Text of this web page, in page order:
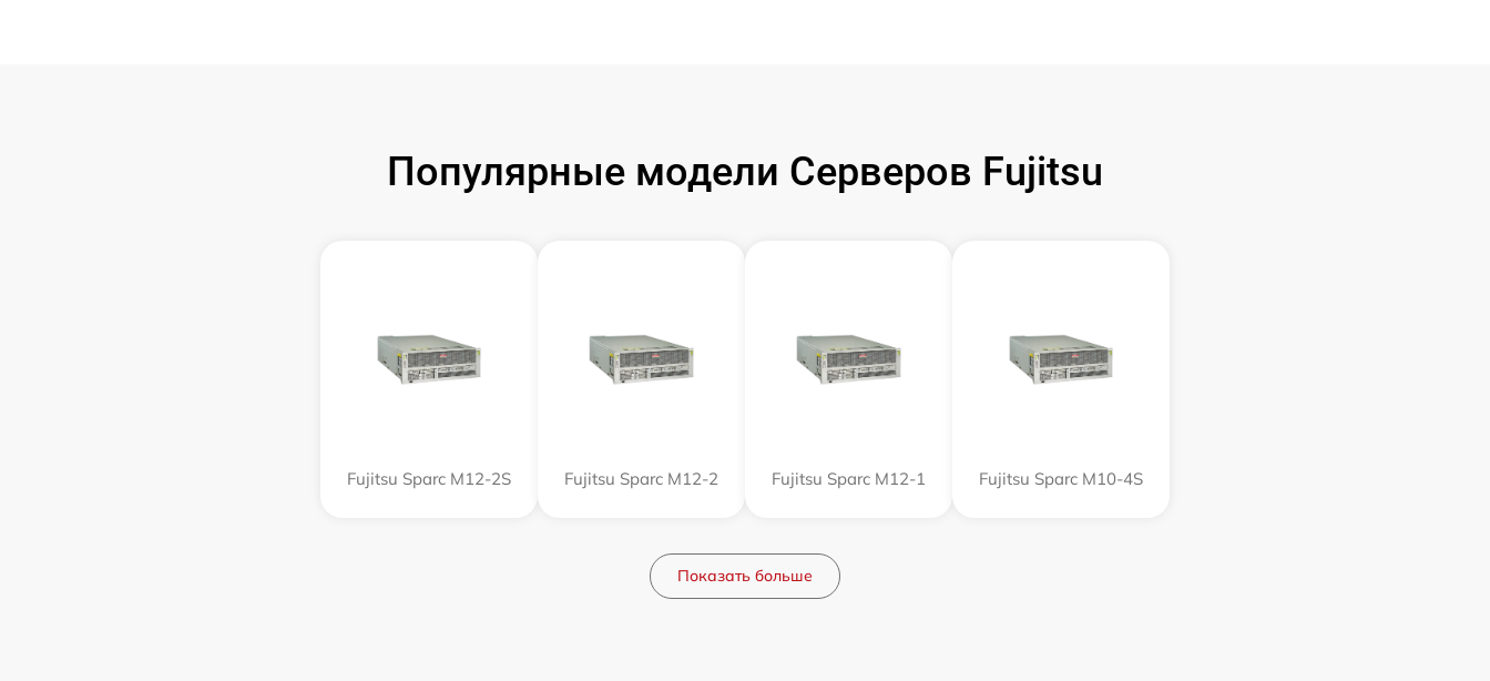
Популярные модели Серверов Fujitsu
Fujitsu Sparc M12-2S Fujitsu Sparc M12-2 Fujitsu Sparc M12-1 Fujitsu Sparc M10-4S
Показать больше